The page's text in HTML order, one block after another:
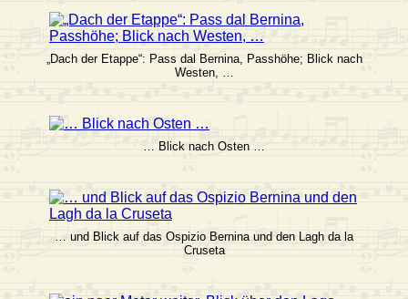
„Dach der Etappe“: Pass dal Bernina, Passhöhe; Blick nach
Westen, …
… Blick nach Osten …
… und Blick auf das Ospizio Bernina und den Lagh da la
Cruseta